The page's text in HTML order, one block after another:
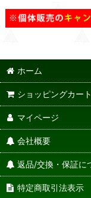
ホーム
ショッピングカート
マイページ
会社概要
返品/交換・保証に
特定商取引法表示